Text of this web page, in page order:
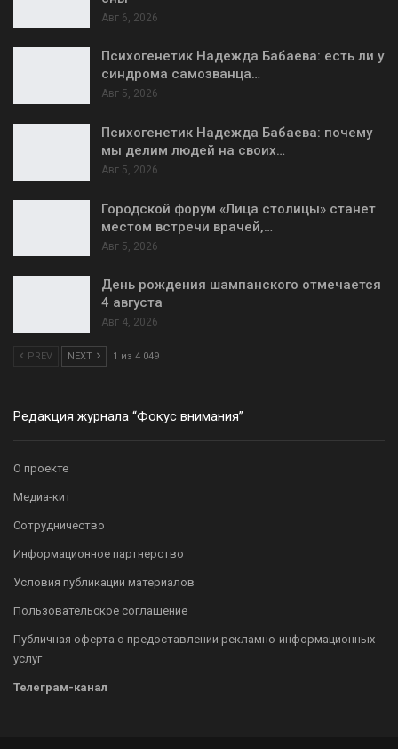
Авг 6, 2026
Психогенетик Надежда Бабаева: есть ли у
синдрома самозванца…
Авг 5, 2026
Психогенетик Надежда Бабаева: почему
мы делим людей на своих…
Авг 5, 2026
Городской форум «Лица столицы» станет
местом встречи врачей,…
Авг 5, 2026
День рождения шампанского отмечается
4 августа
Авг 4, 2026
PREV NEXT 1 из 4 049
Редакция журнала “Фокус внимания”
О проекте
Медиа-кит
Сотрудничество
Информационное партнерство
Условия публикации материалов
Пользовательское соглашение
Публичная оферта о предоставлении рекламно-информационных
услуг
Телеграм-канал